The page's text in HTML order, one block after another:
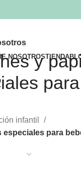
NOSOTROSTIENDA
y
infantil
especiales para